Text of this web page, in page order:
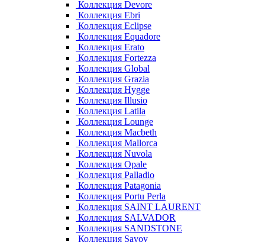
Коллекция Devore
Коллекция Ebri
Коллекция Eclipse
Коллекция Equadore
Коллекция Erato
Коллекция Fortezza
Коллекция Global
Коллекция Grazia
Коллекция Hygge
Коллекция Illusio
Коллекция Latila
Коллекция Lounge
Коллекция Macbeth
Коллекция Mallorca
Коллекция Nuvola
Коллекция Opale
Коллекция Palladio
Коллекция Patagonia
Коллекция Portu Perla
Коллекция SAINT LAURENT
Коллекция SALVADOR
Коллекция SANDSTONE
Коллекция Savoy